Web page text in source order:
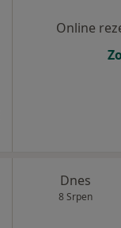
Online
Dnes
8 Srpen